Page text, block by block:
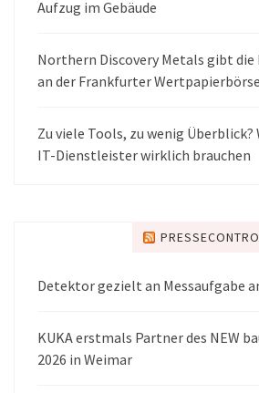
Aufzug im Gebäude
Northern Discovery Metals gibt
an der Frankfurter
Zu viele Tools, zu wenig Überblick?
IT-Dienstleister wirklich brauchen
Detektor gezielt an Messaufgabe
KUKA erstmals Partner des NEW
2026 in Weimar